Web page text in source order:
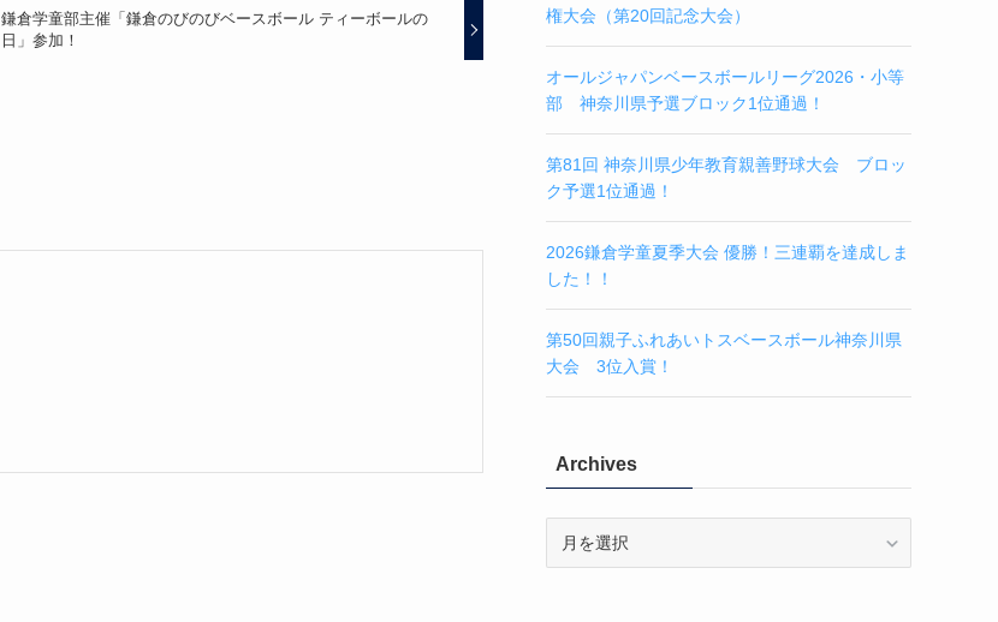
鎌倉学童部主催「鎌倉のびのびベースボール ティーボールの
日」参加！
権大会（第20回記念大会）
オールジャパンベースボールリーグ2026・小等
部 神奈川県予選ブロック1位通過！
第81回 神奈川県少年教育親善野球大会 ブロッ
ク予選1位通過！
2026鎌倉学童夏季大会 優勝！三連覇を達成しま
した！！
第50回親子ふれあいトスベースボール神奈川県
大会 3位入賞！
Archives